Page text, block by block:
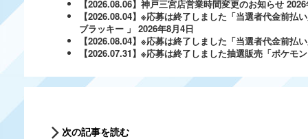
【2026.08.06】神戸三宮店営業時間変更のお知らせ
【2026.08.04】※応募は終了しました「当選者代金前
ブラッキー 」 2026年8月4日
【2026.08.04】※応募は終了しました「当選者代金前
【2026.07.31】※応募は終了しました抽選販売「ポケ
次の記事を読む